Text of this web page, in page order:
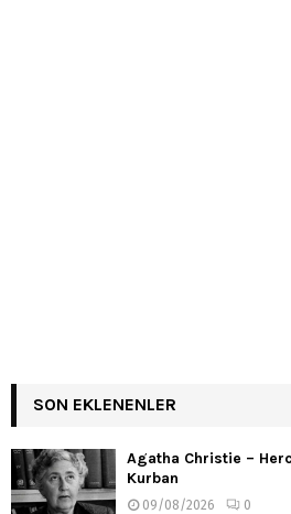
SON EKLENENLER
Agatha Christie –
Kurban
09/08/2026 0